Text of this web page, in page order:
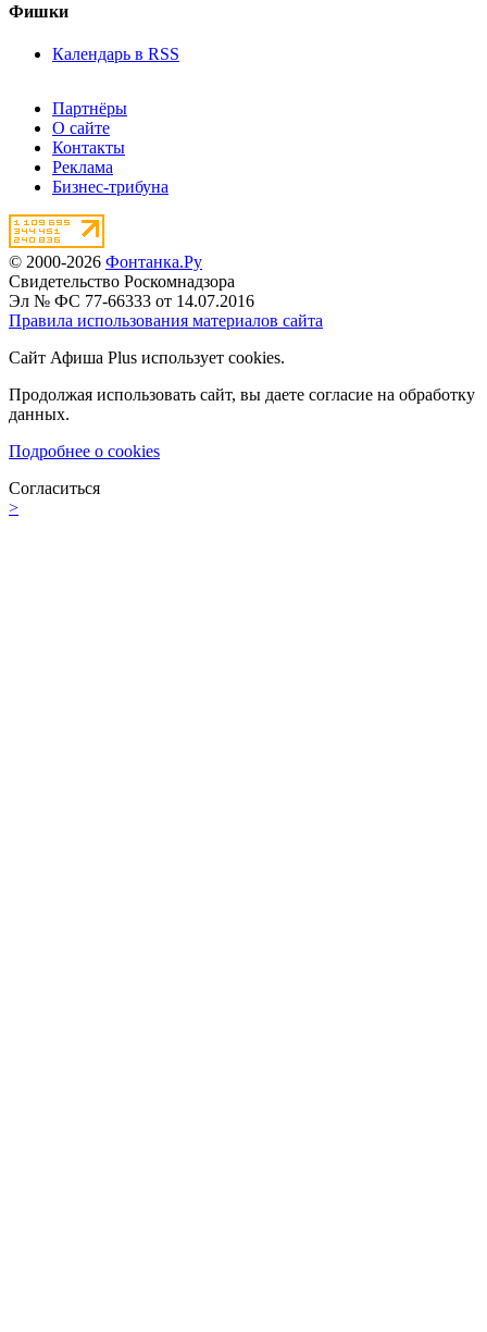
Фишки
Календарь в RSS
Партнёры
О сайте
Контакты
Реклама
Бизнес-трибуна
© 2000-2026 Фонтанка.Ру
Свидетельство Роскомнадзора
Эл № ФС 77-66333 от 14.07.2016
Правила использования материалов сайта
Сайт Афиша Plus использует cookies.
Продолжая использовать сайт, вы даете согласие на обработку
данных.
Подробнее о cookies
Согласиться
>